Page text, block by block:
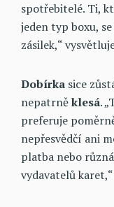
spotřebitelé. Ti,
jeden typ boxu,
zásilek,“
Dobírka sice
nepatrněklesá.
preferuje
nepřesvědčí ani
platba nebo
vydavatelů